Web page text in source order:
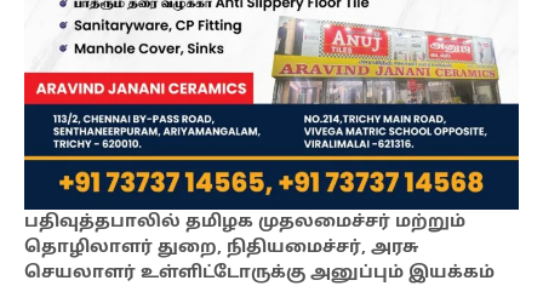
பதிவுத்தபாலில் தமிழக முதலமைச்சர் மற்றும்
தொழிலாளர் துறை, நிதியமைச்சர், அரசு
செயலாளர் உள்ளிட்டோருக்கு அனுப்பும் இயக்கம்